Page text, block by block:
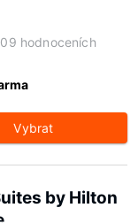
hodnoceních
Vybrat
by Hilton